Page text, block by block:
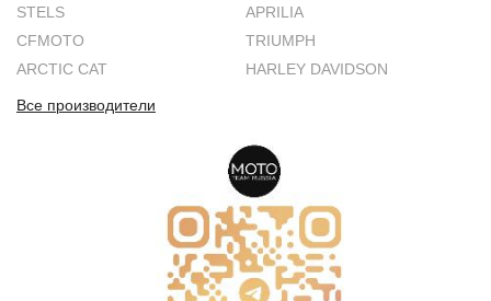
STELS
APRILIA
CFMOTO
TRIUMPH
ARCTIC CAT
HARLEY DAVIDSON
Все производители